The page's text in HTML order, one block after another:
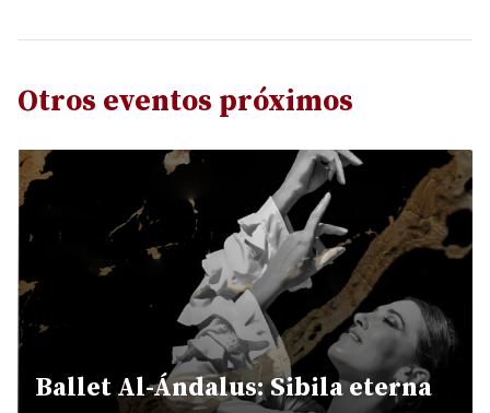
Otros eventos próximos
Ballet Al-Ándalus: Sibila eterna